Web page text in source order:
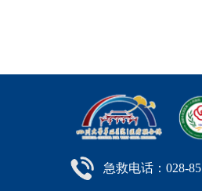
急救电话：028-